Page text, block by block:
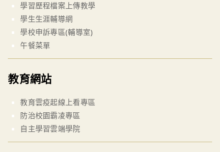
學習歷程檔案上傳教學
學生生涯輔導網
學校申訴專區(輔導室)
午餐菜單
教育網站
教育雲疫起線上看專區
防治校園霸凌專區
自主學習雲端學院